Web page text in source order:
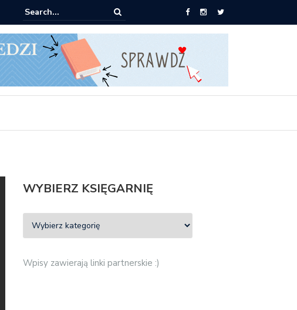
Matras: 10 książek za 69 zł
WYBIERZ KSIĘGARNIĘ
Wpisy zawierają linki partnerskie :)